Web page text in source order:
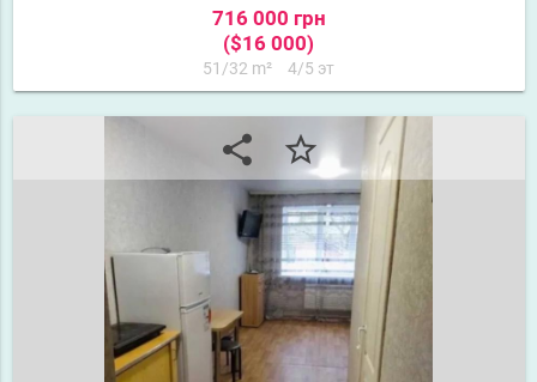
716 000 грн
($16 000)
51/32 m² 4/5 эт
share star_border